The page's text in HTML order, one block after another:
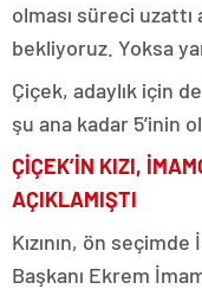
olması süreci
bekliyoruz. Yoksa
Çiçek, adaylık için
şu ana kadar 5’inin
ÇİÇEK’İN KIZI,
AÇIKLAMIŞTI
Kızının, ön
Başkanı Ekrem